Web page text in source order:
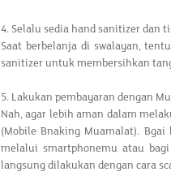
4. Selalu sedia hand sanitizer dan
Saat berbelanja di swalayan,
sanitizer untuk membersihkan
5. Lakukan pembayaran dengan
Nah, agar lebih aman dalam
(Mobile Bnaking Muamalat).
melalui smartphonemu atau
langsung dilakukan dengan cara